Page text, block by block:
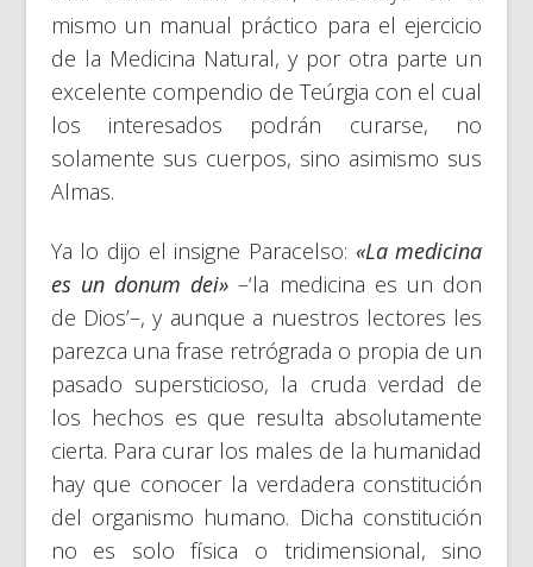
mismo un manual práctico para el ejercicio
de la Medicina Natural, y por otra parte un
excelente compendio de Teúrgia con el cual
los interesados podrán curarse, no
solamente sus cuerpos, sino asimismo sus
Almas.
Ya lo dijo el insigne Paracelso: «La medicina
es un donum dei» –‘la medicina es un don
de Dios’–, y aunque a nuestros lectores les
parezca una frase retrógrada o propia de un
pasado supersticioso, la cruda verdad de
los hechos es que resulta absolutamente
cierta. Para curar los males de la humanidad
hay que conocer la verdadera constitución
del organismo humano. Dicha constitución
no es solo física o tridimensional, sino